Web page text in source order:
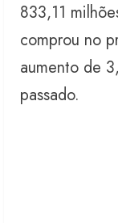
833,11
comprou no
aumento de
passado.